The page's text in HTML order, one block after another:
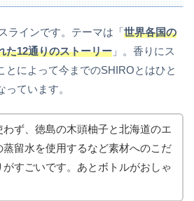
ラインです。テーマは「世界各国の
た12通りのストーリー 」。香りにス
とによって今までのSHIROとはひと
っています。
わず、徳島の木頭柚子と北海道のエ
蒸留水を使用するなど素材へのこだ
がすごいです。あとボトルがおしゃ